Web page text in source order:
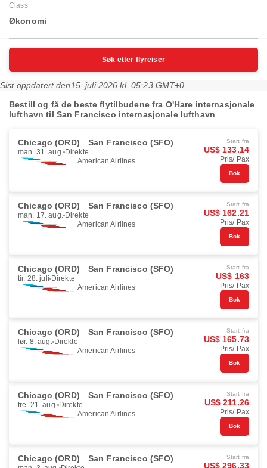
Class
Økonomi
Søk etter flyreiser
Sist oppdatert den 15. juli 2026 kl. 05:23 GMT+0
Bestill og få de beste flytilbudene fra O'Hare internasjonale
lufthavn til San Francisco internasjonale lufthavn
Chicago (ORD) San Francisco (SFO)
man. 31. aug. Direkte
American Airlines
Start fra
US$ 133.14
Pris/ Pax
Bok
Chicago (ORD) San Francisco (SFO)
man. 17. aug. Direkte
American Airlines
Start fra
US$ 162.21
Pris/ Pax
Bok
Chicago (ORD) San Francisco (SFO)
tir. 28. juli Direkte
American Airlines
Start fra
US$ 163
Pris/ Pax
Bok
Chicago (ORD) San Francisco (SFO)
lør. 8. aug. Direkte
American Airlines
Start fra
US$ 165.73
Pris/ Pax
Bok
Chicago (ORD) San Francisco (SFO)
fre. 21. aug. Direkte
American Airlines
Start fra
US$ 211.26
Pris/ Pax
Bok
Chicago (ORD) San Francisco (SFO) Start fra
US$ 296.33